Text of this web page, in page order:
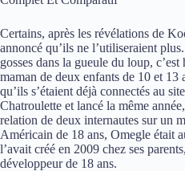
Certains, après les révélations de
annoncé qu’ils ne l’utiliseraient
gosses dans la gueule du loup,
maman de deux enfants de 10 et 13
qu’ils s’étaient déjà connectés au
Chatroulette et lancé la même
relation de deux internautes sur un
Américain de 18 ans, Omegle était
l’avait créé en 2009 chez ses
développeur de 18 ans.